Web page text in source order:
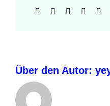
Facebook Reddit
Über den Autor: